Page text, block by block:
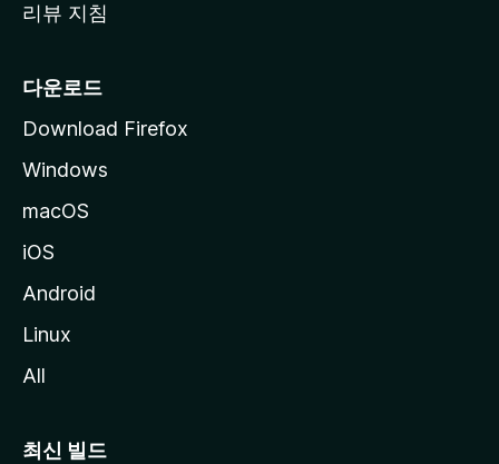
리뷰 지침
다운로드
Download Firefox
Windows
macOS
iOS
Android
Linux
All
최신 빌드